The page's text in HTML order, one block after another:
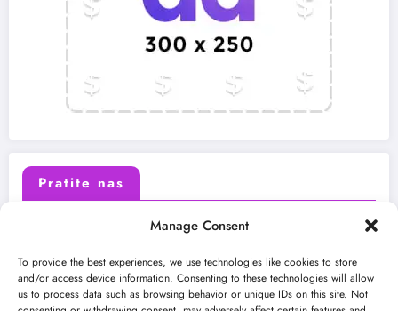
Manage Consent
To provide the best experiences, we use technologies like cookies to store
and/or access device information. Consenting to these technologies will allow
us to process data such as browsing behavior or unique IDs on this site. Not
Pratite nas
Instagram Youtube